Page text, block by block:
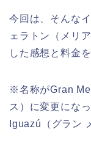
今回は、そんな
ェラトン（メリ
した感想と料金
※名称がGran
ス）に変更にな
Iguazú（グラン